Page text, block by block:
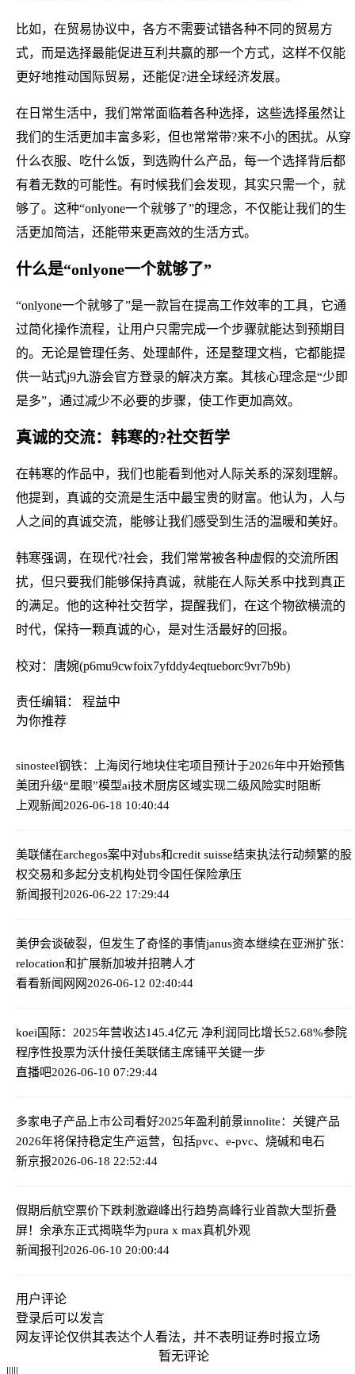
比如，在贸易协议中，各方不需要试错各种不同的贸易方
式，而是选择最能促进互利共赢的那一个方式，这样不仅能
更好地推动国际贸易，还能促?进全球经济发展。
在日常生活中，我们常常面临着各种选择，这些选择虽然让
我们的生活更加丰富多彩，但也常常带?来不小的困扰。从穿
什么衣服、吃什么饭，到选购什么产品，每一个选择背后都
有着无数的可能性。有时候我们会发现，其实只需一个，就
够了。这种“onlyone一个就够了”的理念，不仅能让我们的生
活更加简洁，还能带来更高效的生活方式。
什么是“onlyone一个就够了”
“onlyone一个就够了”是一款旨在提高工作效率的工具，它通
过简化操作流程，让用户只需完成一个步骤就能达到预期目
的。无论是管理任务、处理邮件，还是整理文档，它都能提
供一站式j9九游会官方登录的解决方案。其核心理念是“少即
是多”，通过减少不必要的步骤，使工作更加高效。
真诚的交流：韩寒的?社交哲学
在韩寒的作品中，我们也能看到他对人际关系的深刻理解。
他提到，真诚的交流是生活中最宝贵的财富。他认为，人与
人之间的真诚交流，能够让我们感受到生活的温暖和美好。
韩寒强调，在现代?社会，我们常常被各种虚假的交流所困
扰，但只要我们能够保持真诚，就能在人际关系中找到真正
的满足。他的这种社交哲学，提醒我们，在这个物欲横流的
时代，保持一颗真诚的心，是对生活最好的回报。
校对：唐婉(p6mu9cwfoix7yfddy4eqtueborc9vr7b9b)
责任编辑： 程益中
为你推荐
sinosteel钢铁：上海闵行地块住宅项目预计于2026年中开始预售
美团升级“星眼”模型ai技术厨房区域实现二级风险实时阻断
上观新闻2026-06-18 10:40:44
美联储在archegos案中对ubs和credit suisse结束执法行动频繁的股
权交易和多起分支机构处罚令国任保险承压
新闻报刊 2026-06-22 17:29:44
美伊会谈破裂，但发生了奇怪的事情janus资本继续在亚洲扩张：
relocation和扩展新加坡并招聘人才
看看新闻网网2026-06-12 02:40:44
koei国际：2025年营收达145.4亿元 净利润同比增长52.68%参院
程序性投票为沃什接任美联储主席铺平关键一步
直播吧2026-06-10 07:29:44
多家电子产品上市公司看好2025年盈利前景innolite：关键产品
2026年将保持稳定生产运营，包括pvc、e-pvc、烧碱和电石
新京报2026-06-18 22:52:44
假期后航空票价下跌刺激避峰出行趋势高峰行业首款大型折叠
屏！余承东正式揭晓华为pura x max真机外观
新闻报刊 2026-06-10 20:00:44
用户评论
登录后可以发言
网友评论仅供其表达个人看法，并不表明证券时报立场
暂无评论
|||||